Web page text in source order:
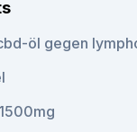
öl gegen